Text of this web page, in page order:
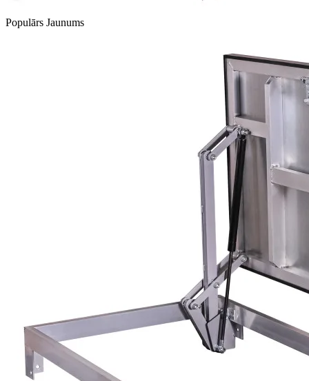
Populārs Jaunums